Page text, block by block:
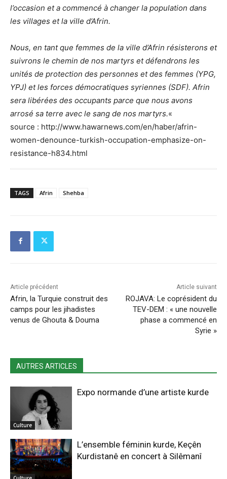
l’occasion et a commencé à changer la population dans
les villages et la ville d’Afrin.
Nous, en tant que femmes de la ville d’Afrin résisterons et
suivrons le chemin de nos martyrs et défendrons les
unités de protection des personnes et des femmes (YPG,
YPJ) et les forces démocratiques syriennes (SDF). Afrin
sera libérées des occupants parce que nous avons
arrosé sa terre avec le sang de nos martyrs.«
source : http://www.hawarnews.com/en/haber/afrin-
women-denounce-turkish-occupation-emphasize-on-
resistance-h834.html
TAGS Afrin Shehba
Article précédent
Afrin, la Turquie construit des
camps pour les jihadistes
venus de Ghouta & Douma
Article suivant
ROJAVA: Le coprésident du
TEV-DEM : « une nouvelle
phase a commencé en
Syrie »
AUTRES ARTICLES
Culture
Expo normande d’une artiste kurde
L’ensemble féminin kurde, Keçên
Kurdistanê en concert à Silêmanî